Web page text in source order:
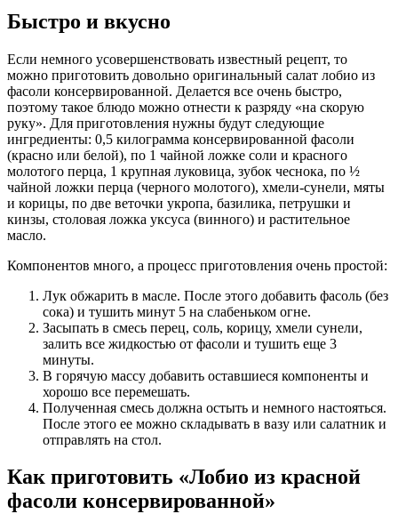
Быстро и вкусно
Если немного усовершенствовать известный рецепт, то
можно приготовить довольно оригинальный салат лобио из
фасоли консервированной. Делается все очень быстро,
поэтому такое блюдо можно отнести к разряду «на скорую
руку». Для приготовления нужны будут следующие
ингредиенты: 0,5 килограмма консервированной фасоли
(красно или белой), по 1 чайной ложке соли и красного
молотого перца, 1 крупная луковица, зубок чеснока, по ½
чайной ложки перца (черного молотого), хмели-сунели, мяты
и корицы, по две веточки укропа, базилика, петрушки и
кинзы, столовая ложка уксуса (винного) и растительное
масло.
Компонентов много, а процесс приготовления очень простой:
Лук обжарить в масле. После этого добавить фасоль (без
сока) и тушить минут 5 на слабеньком огне.
Засыпать в смесь перец, соль, корицу, хмели сунели,
залить все жидкостью от фасоли и тушить еще 3
минуты.
В горячую массу добавить оставшиеся компоненты и
хорошо все перемешать.
Полученная смесь должна остыть и немного настояться.
После этого ее можно складывать в вазу или салатник и
отправлять на стол.
Как приготовить «Лобио из красной
фасоли консервированной»